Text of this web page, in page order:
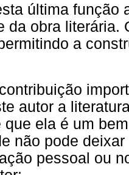
última função
da obra literária.
a
autor a
que ela é um
não pode
pessoal ou